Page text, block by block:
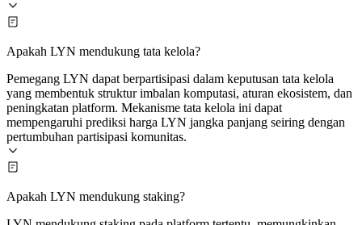
Apakah LYN mendukung tata kelola?
Pemegang LYN dapat berpartisipasi dalam keputusan tata kelola
yang membentuk struktur imbalan komputasi, aturan ekosistem, dan
peningkatan platform. Mekanisme tata kelola ini dapat
mempengaruhi prediksi harga LYN jangka panjang seiring dengan
pertumbuhan partisipasi komunitas.
Apakah LYN mendukung staking?